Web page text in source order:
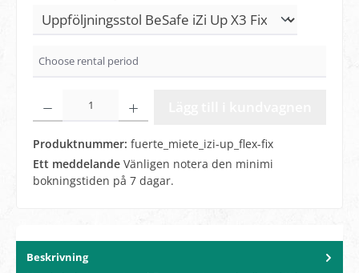
Produktnummer: fuerte_miete_izi-up_flex-fix
Ett meddelande Vänligen notera den minimi
bokningstiden på 7 dagar.
Beskrivning